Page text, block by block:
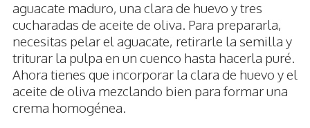
aguacate maduro, una clara de huevo y tres
cucharadas de aceite de oliva. Para prepararla,
necesitas pelar el aguacate, retirarle la semilla y
triturar la pulpa en un cuenco hasta hacerla puré.
Ahora tienes que incorporar la clara de huevo y el
aceite de oliva mezclando bien para formar una
crema homogénea.